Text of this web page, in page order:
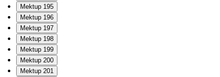
Mektup 195
Mektup 196
Mektup 197
Mektup 198
Mektup 199
Mektup 200
Mektup 201